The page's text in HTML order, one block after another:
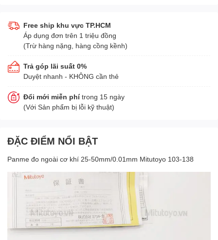
Free ship khu vực TP.HCM
Áp dụng đơn trên 1 triệu đồng
(Trừ hàng nặng, hàng cồng kềnh)
Trả góp lãi suất 0%
Duyệt nhanh - KHÔNG cần thẻ
Đổi mới miễn phítrong 15 ngày
(Với Sản phẩm bị lỗi kỹ thuật)
ĐẶC ĐIỂM NỔI BẬT
Panme đo ngoài cơ khí 25-50mm/0.01mm Mitutoyo 103-138